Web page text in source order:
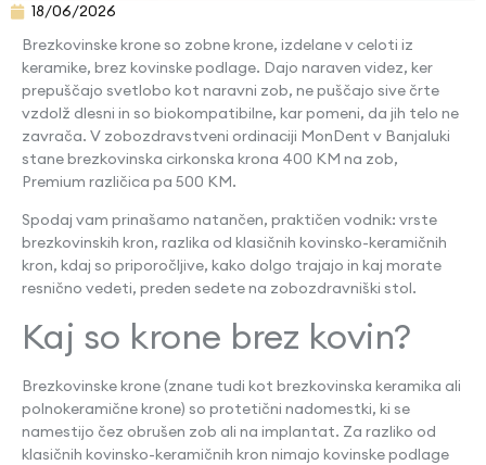
18/06/2026
Brezkovinske krone so zobne krone, izdelane v celoti iz
keramike, brez kovinske podlage. Dajo naraven videz, ker
prepuščajo svetlobo kot naravni zob, ne puščajo sive črte
vzdolž dlesni in so biokompatibilne, kar pomeni, da jih telo ne
zavrača. V zobozdravstveni ordinaciji MonDent v Banjaluki
stane brezkovinska cirkonska krona 400 KM na zob,
Premium različica pa 500 KM.
Spodaj vam prinašamo natančen, praktičen vodnik: vrste
brezkovinskih kron, razlika od klasičnih kovinsko-keramičnih
kron, kdaj so priporočljive, kako dolgo trajajo in kaj morate
resnično vedeti, preden sedete na zobozdravniški stol.
Kaj so krone brez kovin?
Brezkovinske krone (znane tudi kot brezkovinska keramika ali
polnokeramične krone) so protetični nadomestki, ki se
namestijo čez obrušen zob ali na implantat. Za razliko od
klasičnih kovinsko-keramičnih kron nimajo kovinske podlage